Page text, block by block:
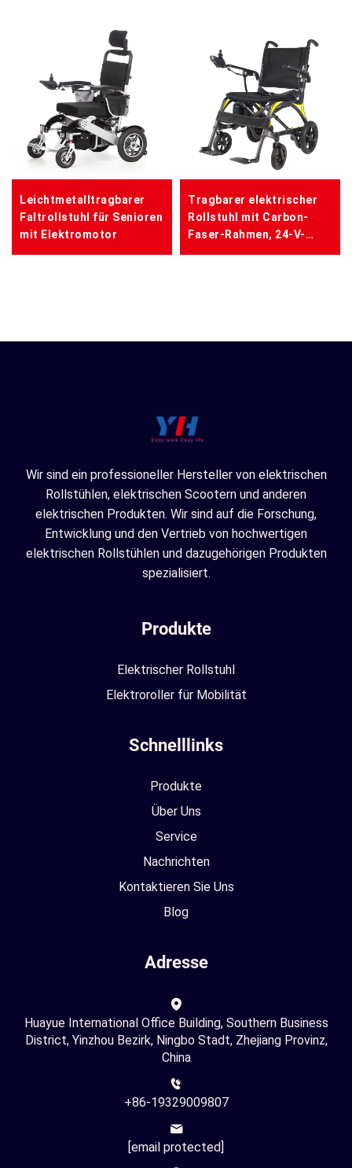
Leichtmetalltragbarer
Faltrollstuhl für Senioren
mit Elektromotor
Tragbarer elektrischer
Rollstuhl mit Carbon-
Faser-Rahmen, 24-V-
Lithium-Akku,
Wir sind ein professioneller Hersteller von elektrischen
Rollstühlen, elektrischen Scootern und anderen
elektrischen Produkten. Wir sind auf die Forschung,
Entwicklung und den Vertrieb von hochwertigen
elektrischen Rollstühlen und dazugehörigen Produkten
spezialisiert.
Produkte
Elektrischer Rollstuhl
Elektroroller für Mobilität
Schnelllinks
Produkte
Über Uns
Service
Nachrichten
Kontaktieren Sie Uns
Blog
Adresse
Huayue International Office Building, Southern Business
District, Yinzhou Bezirk, Ningbo Stadt, Zhejiang Provinz,
China
+86-19329009807
[email protected]